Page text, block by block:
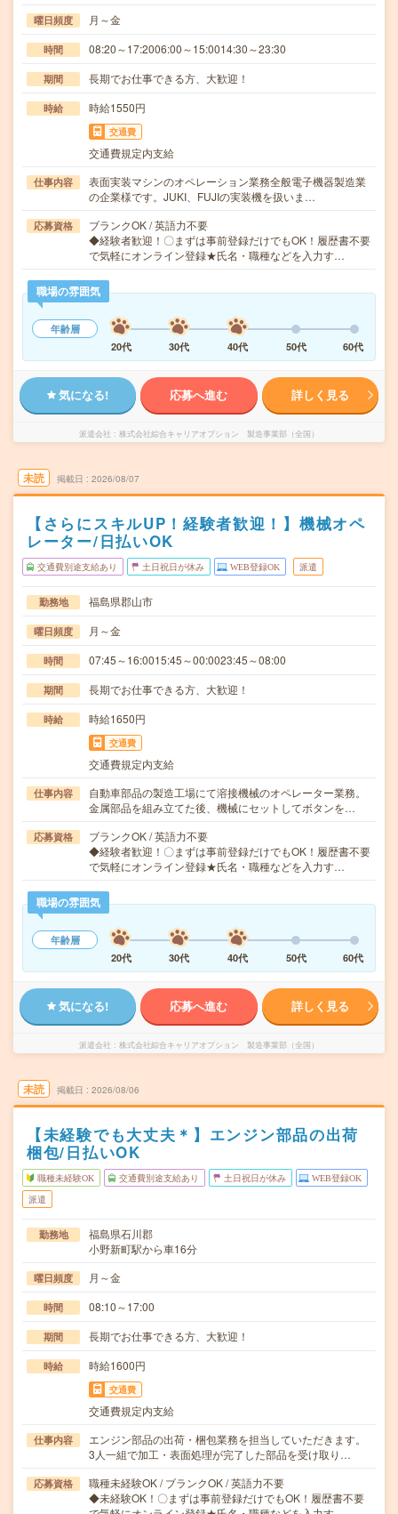
曜日頻度 月～金
時間 08:20～17:2006:00～15:0014:30～23:30
期間 長期でお仕事できる方、大歓迎！
時給 時給1550円
交通費
交通費規定内支給
仕事内容
表面実装マシンのオペレーション業務全般電子機器製造業
の企業様です。JUKI、FUJIの実装機を扱いま…
応募資格
ブランクOK / 英語力不要
◆経験者歓迎！〇まずは事前登録だけでもOK！履歴書不要
で気軽にオンライン登録★氏名・職種などを入力す…
職場の雰囲気
年齢層
20代
30代 40代 50代 60代
気になる! 応募へ進む 詳しく見る
派遣会社 株式会社綜合キャリアオプション 製造事業部（全国）
未読 掲載日 2026/08/07
【さらにスキルUP！経験者歓迎！】機械オペ
レーター/日払いOK
交通費別途支給あり 土日祝日が休み WEB登録OK 派遣
勤務地 福島県郡山市
曜日頻度 月～金
時間 07:45～16:0015:45～00:0023:45～08:00
期間 長期でお仕事できる方、大歓迎！
時給 時給1650円
交通費
交通費規定内支給
仕事内容
自動車部品の製造工場にて溶接機械のオペレーター業務。
金属部品を組み立てた後、機械にセットしてボタンを…
応募資格
ブランクOK / 英語力不要
◆経験者歓迎！〇まずは事前登録だけでもOK！履歴書不要
で気軽にオンライン登録★氏名・職種などを入力す…
職場の雰囲気
年齢層
20代
30代 40代 50代 60代
気になる! 応募へ進む 詳しく見る
派遣会社 株式会社綜合キャリアオプション 製造事業部（全国）
未読 掲載日 2026/08/06
【未経験でも大丈夫＊】エンジン部品の出荷
梱包/日払いOK
職種未経験OK 交通費別途支給あり 土日祝日が休み WEB登録OK
派遣
勤務地
福島県石川郡
小野新町駅から車16分
曜日頻度 月～金
時間 08:10～17:00
期間 長期でお仕事できる方、大歓迎！
時給 時給1600円
交通費
交通費規定内支給
仕事内容
エンジン部品の出荷・梱包業務を担当していただきます。
3人一組で加工・表面処理が完了した部品を受け取り…
応募資格
職種未経験OK / ブランクOK / 英語力不要
◆未経験OK！〇まずは事前登録だけでもOK！履歴書不要